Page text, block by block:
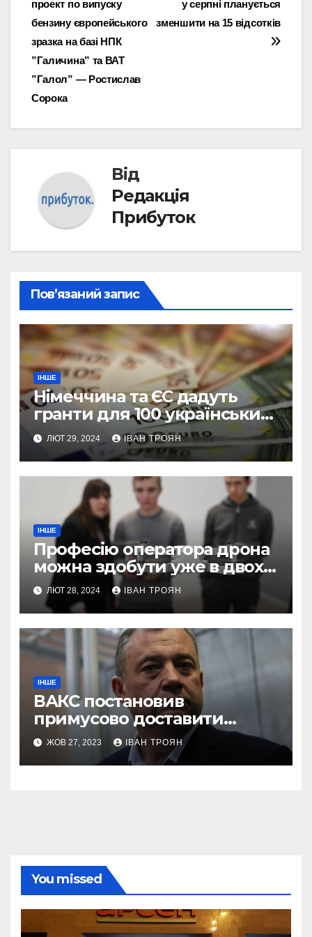
у серпні планується
зменшити на 15 відсотків
проект по випуску
бензину європейського
зразка на базі НПК
”Галичина” та ВАТ
”Галол” — Ростислав
Сорока
Від
Редакція
Прибуток
Пов’язаний запис
ІНШЕ
Німеччина та ЄС дадуть
гранти для 100 українських
підприємств
ЛЮТ 29, 2024 ІВАН ТРОЯН
ІНШЕ
Професію оператора дрона
можна здобути уже в двох
профтехах Львівщини
ЛЮТ 28, 2024 ІВАН ТРОЯН
ІНШЕ
ВАКС постановив
примусово доставити
Дубневича до суду
ЖОВ 27, 2023 ІВАН ТРОЯН
You missed